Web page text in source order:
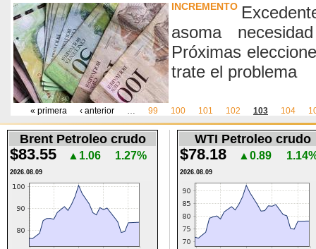
INCREMENTO
asoma
Próximas
trate el problema
Páginas
« primera ‹ anterior … 99 100 101 102 103 104
Brent Petroleo crudo
$83.55 ▲1.06 1.27%
2026.08.09
WTI Petroleo crudo
$78.18 ▲0.89
2026.08.09